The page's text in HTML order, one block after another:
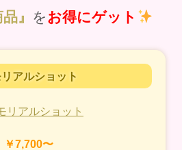
』 をお得にゲット
リアルショット
￥7,700〜